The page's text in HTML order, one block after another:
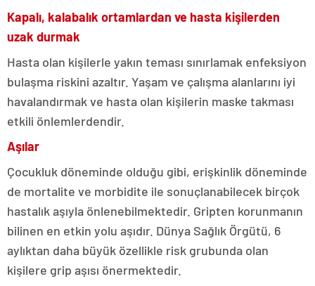
Kapalı, kalabalık ortamlardan ve hasta kişilerden
uzak durmak
Hasta olan kişilerle yakın teması sınırlamak enfeksiyon
bulaşma riskini azaltır. Yaşam ve çalışma alanlarını iyi
havalandırmak ve hasta olan kişilerin maske takması
etkili önlemlerdendir.
Aşılar
Çocukluk döneminde olduğu gibi, erişkinlik döneminde
de mortalite ve morbidite ile sonuçlanabilecek birçok
hastalık aşıyla önlenebilmektedir. Gripten korunmanın
bilinen en etkin yolu aşıdır. Dünya Sağlık Örgütü, 6
aylıktan daha büyük özellikle risk grubunda olan
kişilere grip aşısı önermektedir.